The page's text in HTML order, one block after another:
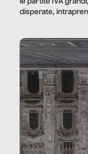
disperate,